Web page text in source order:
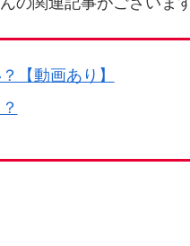
【動画あり】